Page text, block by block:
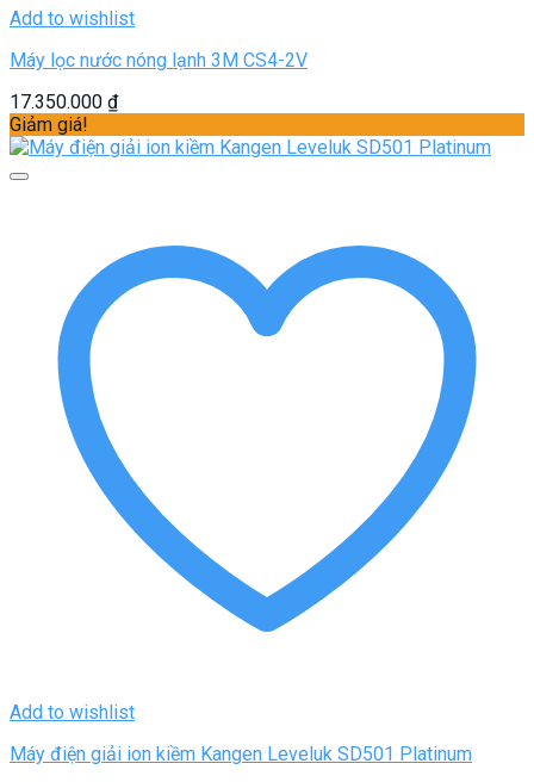
Add to wishlist
Máy lọc nước nóng lạnh 3M CS4-2V
17.350.000 ₫
Giảm giá!
Add to wishlist
Máy điện giải ion kiềm Kangen Leveluk SD501 Platinum